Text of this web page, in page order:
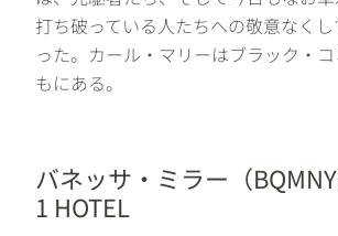
打ち破っている人たちへの敬意なく
った。カール・マリーはブラック・
もにある。
バネッサ・ミラー（
1 HOTEL